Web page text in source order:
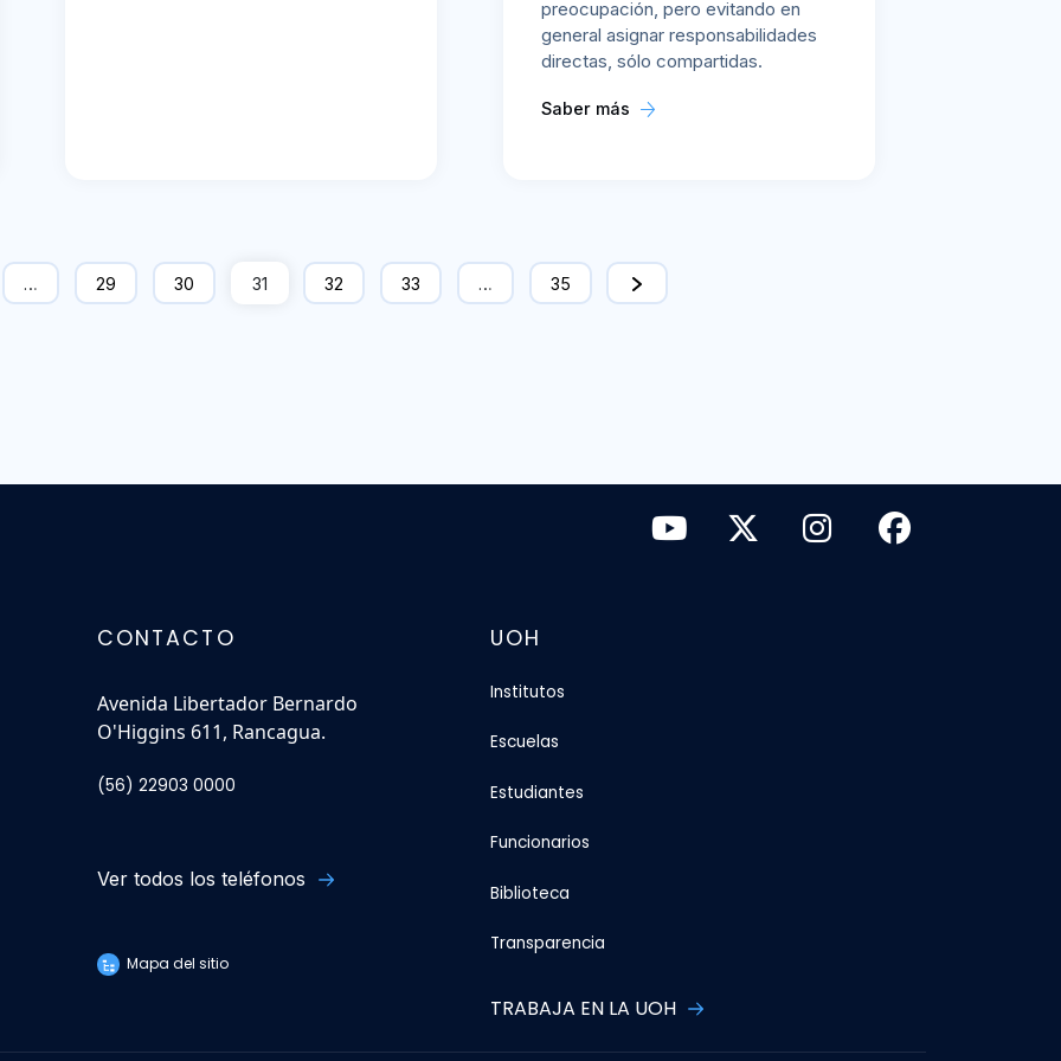
preocupación, pero evitando en
general asignar responsabilidades
directas, sólo compartidas.
Saber más
… 29 30 31 32 33 … 35
CONTACTO
Avenida Libertador Bernardo
O'Higgins 611, Rancagua.
(56) 22903 0000
Ver todos los teléfonos
Mapa del sitio
UOH
Institutos
Escuelas
Estudiantes
Funcionarios
Biblioteca
Transparencia
TRABAJA EN LA UOH